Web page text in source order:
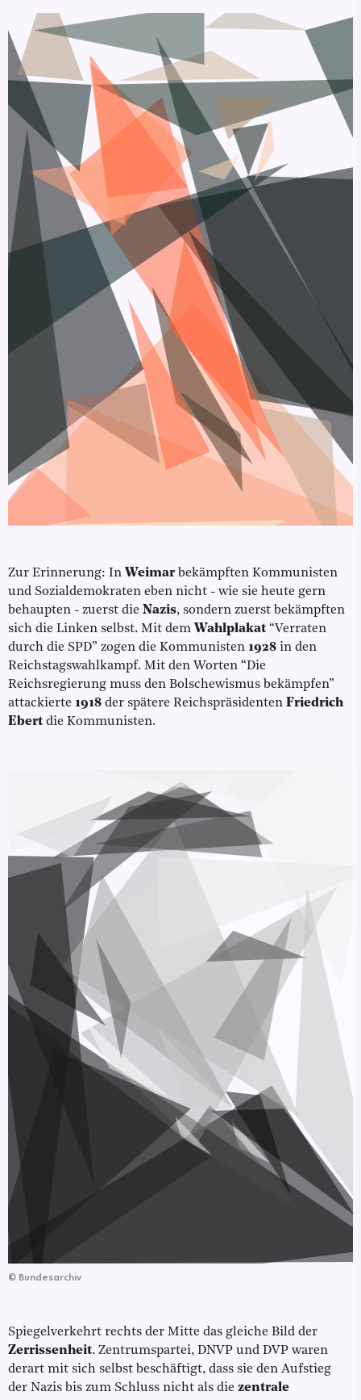
Zur Erinnerung: In Weimarbekämpften Kommunisten
und Sozialdemokraten eben nicht - wie sie heute gern
behaupten - zuerst die Nazis, sondern zuerst bekämpften
sich die Linken selbst. Mit dem Wahlplakat “Verraten
durch die SPD” zogen die Kommunisten 1928 in den
Reichstagswahlkampf. Mit den Worten “Die
Reichsregierung muss den Bolschewismus bekämpfen”
attackierte 1918 der spätere Reichspräsidenten Friedrich
Ebert die Kommunisten.
© Bundesarchiv
Spiegelverkehrt rechts der Mitte das gleiche Bild der
Zerrissenheit. Zentrumspartei, DNVP und DVP waren
derart mit sich selbst beschäftigt, dass sie den Aufstieg
der Nazis bis zum Schluss nicht als die zentrale